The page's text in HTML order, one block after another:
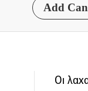
Add
Οι